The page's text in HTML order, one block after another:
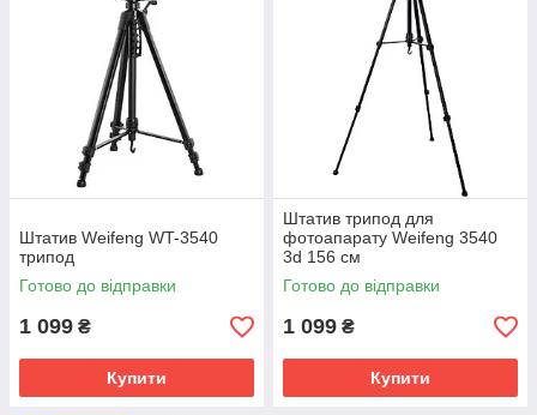
Штатив Weifeng WT-3540
трипод
Готово до відправки
1 099 ₴
Купити
Штатив трипод для
фотоапарату Weifeng 3540
3d 156 см
Готово до відправки
1 099 ₴
Купити